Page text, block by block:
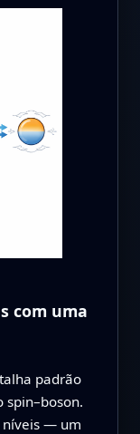
com uma
padrão
spin–boson.
níveis — um